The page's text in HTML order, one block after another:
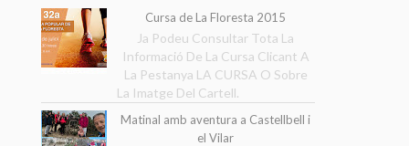
Cursa de La Floresta 2015
Ja Podeu Consultar Tota La
Informació De La Cursa Clicant A
La Pestanya LA CURSA O Sobre
La Imatge Del Cartell.
Matinal amb aventura a Castellbell i
el Vilar